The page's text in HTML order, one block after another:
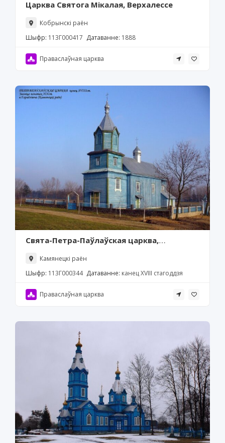
Царква Святога Мікалая, Верхалессе
Кобрынскі раён
Шыфр: 113Г000417 Датаванне: 1888
Праваслаўная царква
Свята-Петра-Паўлаўская царква,
Камянецкі раён
Шыфр: 113Г000344 Датаванне: канец ХVIII стагоддзя
Праваслаўная царква